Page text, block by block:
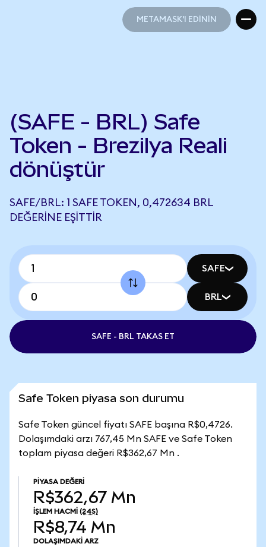
METAMASK'I EDİNİN
(SAFE - BRL) Safe
Token - Brezilya Reali
dönüştür
SAFE/BRL: 1 SAFE TOKEN, 0,472634 BRL
DEĞERINE EŞITTIR
SAFE
BRL
SAFE - BRL TAKAS ET
Safe Token piyasa son durumu
Safe Token güncel fiyatı SAFE başına R$0,4726.
Dolaşımdaki arzı 767,45 Mn SAFE ve Safe Token
toplam piyasa değeri R$362,67 Mn .
PIYASA DEĞERI
R$362,67 Mn
İŞLEM HACMI (24S)
R$8,74 Mn
DOLAŞIMDAKI ARZ